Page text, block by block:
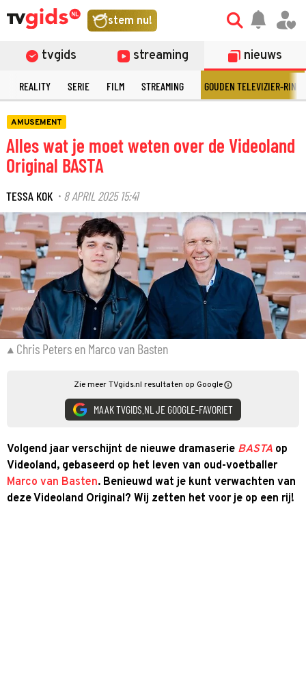
stem nu!
tvgids streaming nieuws
REALITY SERIE FILM STREAMING GOUDEN TELEVIZIER-RING
AMUSEMENT
Alles wat je moet weten over de Videoland
Original BASTA
TESSA KOK · 8 APRIL 2025 15:41
Chris Peters en Marco van Basten
Zie meer TVgids.nl resultaten op Google
MAAK TVGIDS.NL JE GOOGLE-FAVORIET
Volgend jaar verschijnt de nieuwe dramaserie BASTA op
Videoland, gebaseerd op het leven van oud-voetballer
Marco van Basten. Benieuwd wat je kunt verwachten van
deze Videoland Original? Wij zetten het voor je op een rij!